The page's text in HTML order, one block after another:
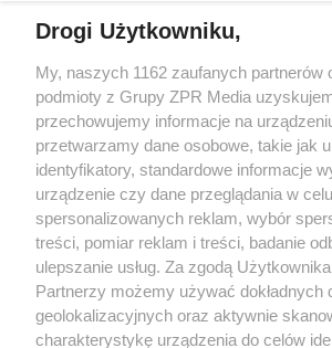
Żaden utwór zamieszczony w serwisie nie może
rozpowszechniany lub dalej rozpowszechniany w
tym także elektroniczny lub mechaniczny) na
eksploatacji w jakiejkolwiek formie, włącznie z
Internecie bez pisemnej zgody właściciela praw.
wykorzystanie utworów w całości lub w części z
tzn. bez właściwej zgody, jest zabronione pod
ścigane prawnie.
Drogi Użytkowniku,
My, naszych 1162 zaufanych partnerów
podmioty z Grupy ZPR Media
przechowujemy informacje na
przetwarzamy dane osobowe, takie jak
identyfikatory, standardowe informacje
urządzenie czy dane przeglądania w
spersonalizowanych reklam, wybór
treści, pomiar reklam i treści, badanie
ulepszanie usług. Za zgodą
Partnerzy możemy używać dokładnych
geolokalizacyjnych oraz aktywnie
charakterystykę urządzenia do celów